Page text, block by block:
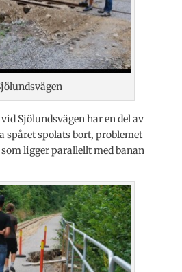
Sjölundsvägen har en del av
spåret spolats bort, problemet
ligger parallellt med banan